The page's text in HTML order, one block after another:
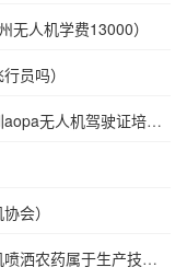
无人机学费13000）
员吗）
无人机驾驶证培
会）
洒农药属于生产技术